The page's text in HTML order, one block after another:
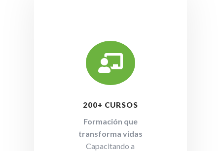

200+ CURSOS
Formación que
transforma vidas
Capacitando a